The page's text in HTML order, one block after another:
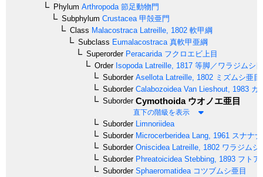
Phylum Arthropoda 節足動物門
Subphylum Crustacea 甲殻亜門
Class Malacostraca Latreille, 1802 軟甲綱
Subclass Eumalacostraca 真軟甲亜綱
SuperorderPeracarida フクロエビ上目
OrderIsopoda Latreille, 1817 等脚／ワラジムシ目
SuborderAsellota Latreille, 1802 ミズムシ亜目
SuborderCalabozoidea Van Lieshout, 1983 カ
SuborderCymothoidaウオノエ亜目
直下の階級を表示
SuborderLimnoriidea
SuborderMicrocerberidea Lang, 1961 スナナ
SuborderOniscidea Latreille, 1802 ワラジムシ
SuborderPhreatoicidea Stebbing, 1893 フトア
SuborderSphaeromatidea コツブムシ亜目